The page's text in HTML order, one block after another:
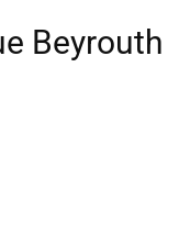
Beyrouth